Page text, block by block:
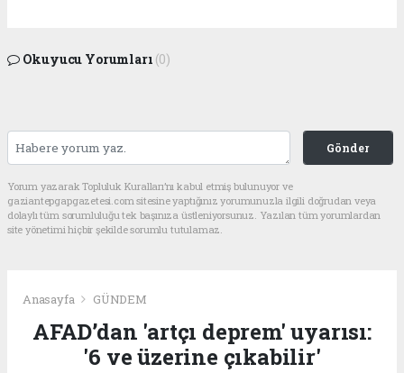
Okuyucu Yorumları (0)
Gönder
Yorum yazarak Topluluk Kuralları’nı kabul etmiş bulunuyor ve
gaziantepgapgazetesi.com sitesine yaptığınız yorumunuzla ilgili doğrudan veya
dolaylı tüm sorumluluğu tek başınıza üstleniyorsunuz. Yazılan tüm yorumlardan
site yönetimi hiçbir şekilde sorumlu tutulamaz.
Anasayfa GÜNDEM
AFAD’dan 'artçı deprem' uyarısı:
'6 ve üzerine çıkabilir'